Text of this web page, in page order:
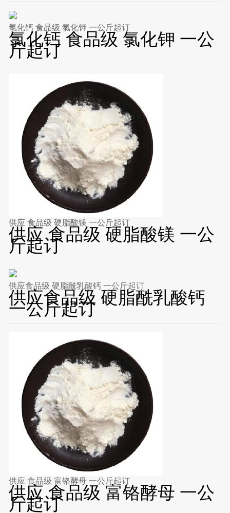
氯化钙 食品级 氯化钾 一公斤起订
氯化钙 食品级 氯化钾 一公
斤起订
供应 食品级 硬脂酸镁 一公斤起订
供应 食品级 硬脂酸镁 一公
斤起订
供应食品级 硬脂酰乳酸钙 一公斤起订
供应食品级 硬脂酰乳酸钙
一公斤起订
供应 食品级 富铬酵母 一公斤起订
供应 食品级 富铬酵母 一公
斤起订